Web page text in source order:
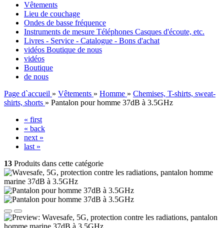
Vêtements
Lieu de couchage
Ondes de basse fréquence
Instruments de mesure Téléphones Casques d'écoute, etc.
Livres - Service - Catalogue - Bons d'achat
vidéos Boutique de nous
vidéos
Boutique
de nous
Page d`accueil » Vêtements » Homme » Chemises, T-shirts, sweat-
shirts, shorts » Pantalon pour homme 37dB à 3.5GHz
« first
« back
next »
last »
13 Produits dans cette catégorie